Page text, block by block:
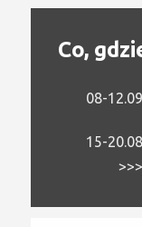
Co,
08-12.09
15-20.08
>>>